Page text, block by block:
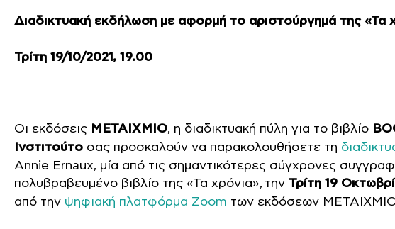
Διαδικτυακή εκδήλωση με αφορμή το αριστούργημά της «Τα
Τρίτη 19/10/2021, 19.00
Οι εκδόσεις ΜΕΤΑΙΧΜΙΟ, η διαδικτυακή πύλη για το βιβλίο
Ινστιτούτο σας προσκαλούν να παρακολουθήσετε τη
Annie Ernaux, μία από τις σημαντικότερες σύγχρονες
πολυβραβευμένο βιβλίο της «Τα χρόνια», την Τρίτη 19
από την ψηφιακή πλατφόρμα Zoom των εκδόσεων